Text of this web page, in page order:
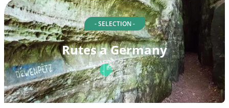
- SELECTION -
Rutes a Germany